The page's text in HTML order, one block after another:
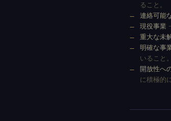
ること。
連絡可能
現役事業
重大な未
明確な事
いること。
開放性へ
に積極的